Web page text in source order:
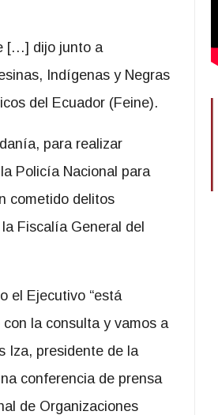
[…] dijo junto a
Indígenas y Negras
del Ecuador (Feine).
para realizar
Policía Nacional para
cometido delitos
Fiscalía General del
el Ejecutivo “está
la consulta y vamos a
Iza, presidente de la
conferencia de prensa
de Organizaciones